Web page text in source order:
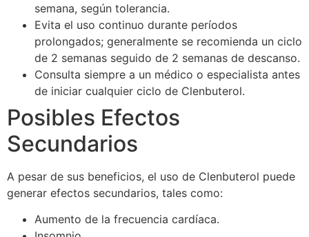
semana, según tolerancia.
Evita el uso continuo durante períodos
prolongados; generalmente se recomienda un ciclo
de 2 semanas seguido de 2 semanas de descanso.
Consulta siempre a un médico o especialista antes
de iniciar cualquier ciclo de Clenbuterol.
Posibles Efectos
Secundarios
A pesar de sus beneficios, el uso de Clenbuterol puede
generar efectos secundarios, tales como:
Aumento de la frecuencia cardíaca.